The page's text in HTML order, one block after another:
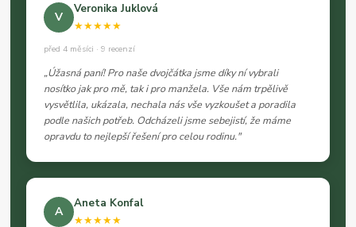
V
Veronika Juklová
★★★★★
před 4 měsíci · 9 recenzí
„Úžasná paní! Pro naše dvojčátka jsme díky ní vybrali
nosítko jak pro mě, tak i pro manžela. Vše nám trpělivě
vysvětlila, ukázala, nechala nás vše vyzkoušet a poradila
podle našich potřeb. Odcházeli jsme sebejistí, že máme
opravdu to nejlepší řešení pro celou rodinu."
A
Aneta Konfal
★★★★★